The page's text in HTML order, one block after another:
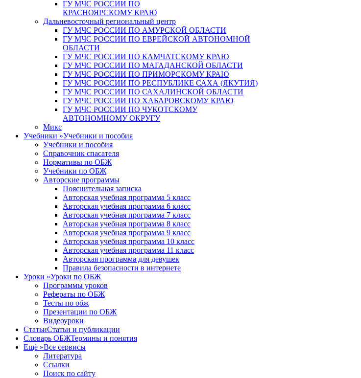
ГУ МЧС РОССИИ ПО
КРАСНОЯРСКОМУ КРАЮ
Дальневосточный региональный центр
ГУ МЧС РОССИИ ПО АМУРСКОЙ ОБЛАСТИ
ГУ МЧС РОССИИ ПО ЕВРЕЙСКОЙ АВТОНОМНОЙ
ОБЛАСТИ
ГУ МЧС РОССИИ ПО КАМЧАТСКОМУ КРАЮ
ГУ МЧС РОССИИ ПО МАГАДАНСКОЙ ОБЛАСТИ
ГУ МЧС РОССИИ ПО ПРИМОРСКОМУ КРАЮ
ГУ МЧС РОССИИ ПО РЕСПУБЛИКЕ САХА (ЯКУТИЯ)
ГУ МЧС РОССИИ ПО САХАЛИНСКОЙ ОБЛАСТИ
ГУ МЧС РОССИИ ПО ХАБАРОВСКОМУ КРАЮ
ГУ МЧС РОССИИ ПО ЧУКОТСКОМУ
АВТОНОМНОМУ ОКРУГУ
Микс
Учебники »Учебники и пособия
Учебники и пособия
Справочник спасателя
Нормативы по ОБЖ
Учебники по ОБЖ
Авторские программы
Пояснительная записка
Авторская учебная программа 5 класс
Авторская учебная программа 6 класс
Авторская учебная программа 7 класс
Авторская учебная программа 8 класс
Авторская учебная программа 9 класс
Авторская учебная программа 10 класс
Авторская учебная программа 11 класс
Авторская программа для девушек
Правила безопасности в интернете
Уроки »Уроки по ОБЖ
Программы уроков
Рефераты по ОБЖ
Тесты по обж
Презентации по ОБЖ
Видеоуроки
СтатьиСтатьи и публикации
Словарь ОБЖТермины и понятия
Ещё »Все сервисы
Литература
Ссылки
Поиск по сайту